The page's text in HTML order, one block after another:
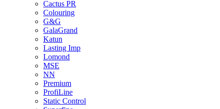
Cactus PR
Colouring
G&G
GalaGrand
Katun
Lasting Imp
Lomond
MSE
NN
Premium
ProfiLine
Static Control